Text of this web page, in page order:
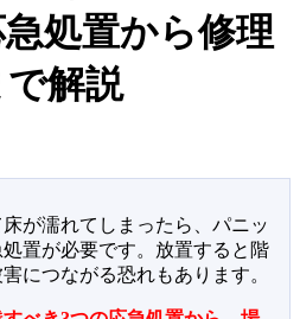
処置から修理
解説
が濡れてしまったら、パニッ
置が必要です。放置すると階
につながる恐れもあります。